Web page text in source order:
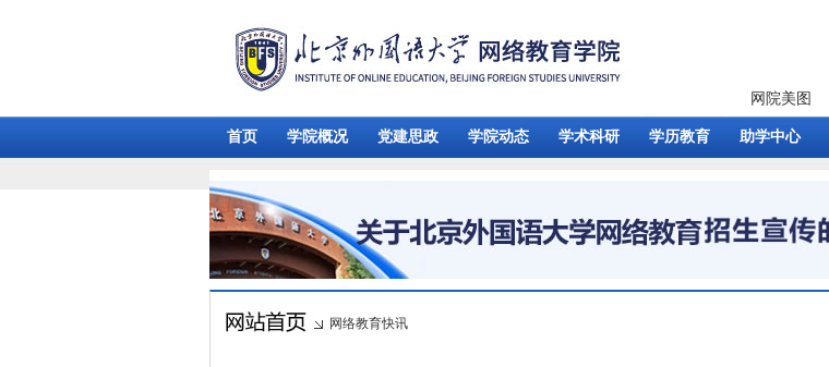
网院美图
首页 学院概况 党建思政 学院动态 学术科研 学历教育 助学中心
网络教育快讯